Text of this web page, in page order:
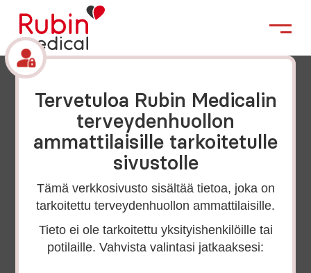
Tervetuloa Rubin Medicalin
terveydenhuollon
ammattilaisille tarkoitetulle
sivustolle
Tämä verkkosivusto sisältää tietoa, joka on
tarkoitettu terveydenhuollon ammattilaisille.
Tieto ei ole tarkoitettu yksityishenkilöille tai
potilaille. Vahvista valintasi jatkaaksesi:
Terveyden­huollossa
työskente­leville
Olemme koonneet tähän tietomateriaalia
osaamisesi tueksi, jota voit hyödyntää myös
potilasohjauksessa.
Olemme lajitelleet materiaalin seuraaviin
1. Valmistelumateriaali
2. Tukea pumpun ja sensoroinnin